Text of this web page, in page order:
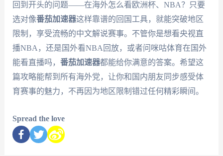
回到开头的问题——在海外怎么看欧洲杯、NBA？只要
选对像番茄加速器这样靠谱的回国工具，就能突破地区
限制，享受流畅的中文解说赛事。不管你是想看央视直
播NBA，还是国外看NBA回放，或者问咪咕体育在国外
能看直播吗， 番茄加速器都能给你满意的答案。希望这
篇攻略能帮到所有海外党，让你和国内朋友同步感受体
育赛事的魅力，不再因为地区限制错过任何精彩瞬间。
Spread the love